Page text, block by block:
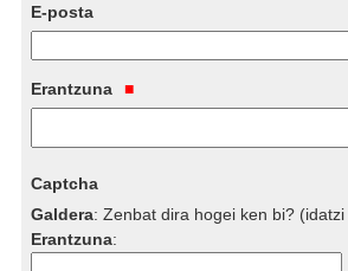
E-posta
Erantzuna
Captcha
Galdera:Zenbat dira hogei ken bi? (idatzi
Erantzuna: